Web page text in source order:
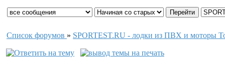
Список форумов » SPORTEST.RU - лодки из ПВХ и моторы